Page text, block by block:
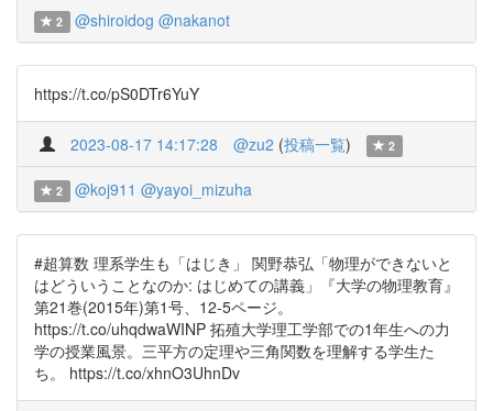
2 @shiroidog @nakanot
https://t.co/pS0DTr6YuY
2023-08-17 14:17:28 @zu2 (投稿一覧) 2
2 @koj911 @yayoi_mizuha
#超算数 理系学生も「はじき」 関野恭弘「物理ができないと
はどういうことなのか: はじめての講義」『大学の物理教育』
第21巻(2015年)第1号、12-5ページ。
https://t.co/uhqdwaWINP 拓殖大学理工学部での1年生への力
学の授業風景。三平方の定理や三角関数を理解する学生た
ち。 https://t.co/xhnO3UhnDv